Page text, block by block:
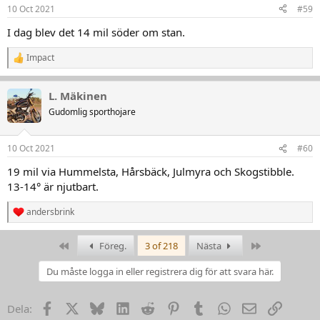
e
:
10 Oct 2021 #59
I dag blev det 14 mil söder om stan.
R
e
a
k
t
i
e
Impact
L. Mäkinen
Gudomlig sporthojare
10 Oct 2021 #60
19 mil via Hummelsta, Hårsbäck, Julmyra och Skogstibble.
13-14° är njutbart.
R
e
e
andersbrink
Föreg. 3 of 218 Nästa
Du måste logga in eller registrera dig för att svara här.
Dela: Facebook BlueskyLinkedIn
Reddit PinterestTumblrWhatsApp
EmailLink